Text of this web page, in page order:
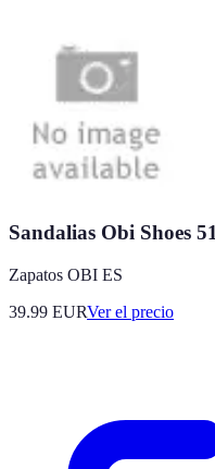
Sandalias Obi Shoes
Zapatos OBI ES
39.99 EURVer el precio